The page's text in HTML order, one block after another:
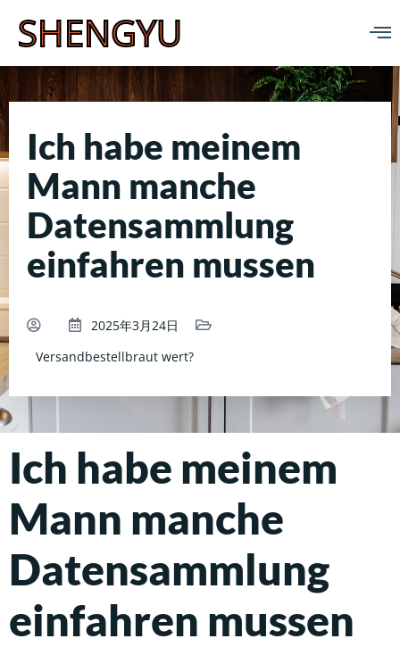
SHENGYU
Ich habe meinem
Mann manche
Datensammlung
einfahren mussen
2025年3月24日
Versandbestellbraut wert?
Ich habe meinem
Mann manche
Datensammlung
einfahren mussen